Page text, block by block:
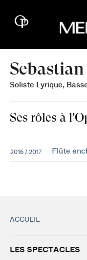
Soliste Lyrique,
Ses rôles à
2016 / 2017 Flûte
ACCUEIL
LES SPECTACLES